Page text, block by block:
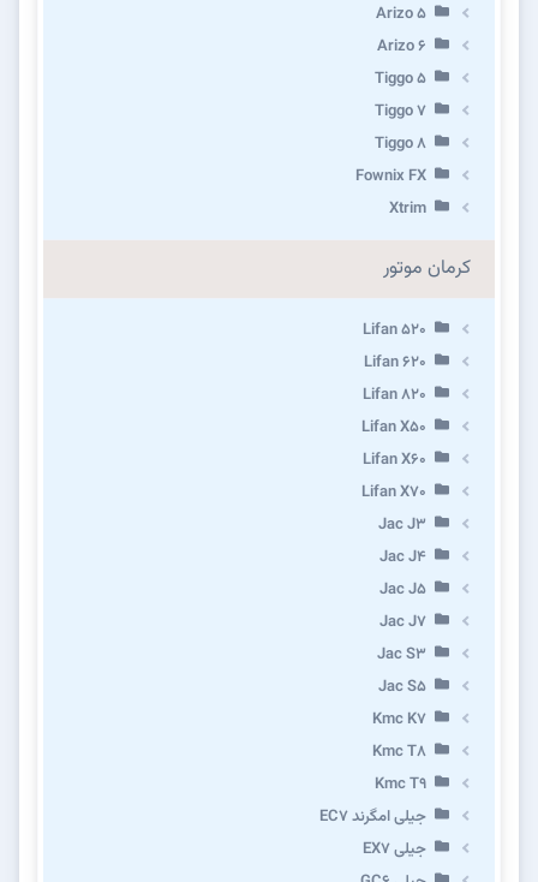
Arizo 5
Arizo 6
Tiggo 5
Tiggo 7
Tiggo 8
Fownix FX
Xtrim
کرمان موتور
Lifan 520
Lifan 620
Lifan 820
Lifan X50
Lifan X60
Lifan X70
Jac J3
Jac J4
Jac J5
Jac J7
Jac S3
Jac S5
Kmc K7
Kmc T8
Kmc T9
جیلی امگرند EC7
جیلی EX7